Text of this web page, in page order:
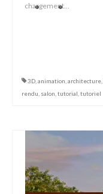
chargement…
3D animation architecture
rendu salon tutorial tutoriel